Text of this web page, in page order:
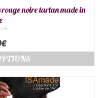
noire tartan made in
€